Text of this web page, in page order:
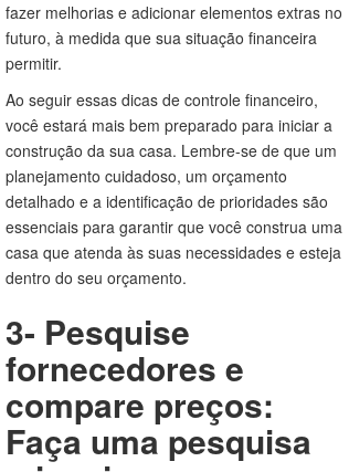
fazer melhorias e adicionar elementos extras no
futuro, à medida que sua situação financeira
permitir.
Ao seguir essas dicas de controle financeiro,
você estará mais bem preparado para iniciar a
construção da sua casa. Lembre-se de que um
planejamento cuidadoso, um orçamento
detalhado e a identificação de prioridades são
essenciais para garantir que você construa uma
casa que atenda às suas necessidades e esteja
dentro do seu orçamento.
3- Pesquise
fornecedores e
compare preços:
Faça uma pesquisa